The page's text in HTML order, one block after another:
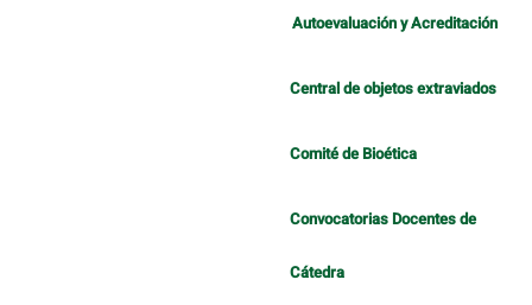
Autoevaluación y Acreditación
Central de objetos extraviados
Comité de Bioética
Convocatorias Docentes de
Cátedra